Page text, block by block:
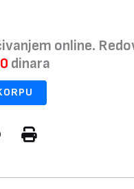
online.
dinara